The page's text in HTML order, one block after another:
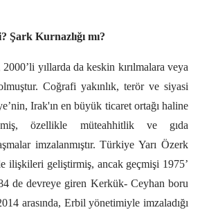
Şark Kurnazlığı mı?
yıllarda da keskin kırılmalara veya
Coğrafi yakınlık, terör ve siyasi
Irak'ın en büyük ticaret ortağı haline
özellikle müteahhitlik ve gıda
imzalanmıştır. Türkiye Yarı Özerk
ilişkileri geliştirmiş, ancak geçmişi 1975’
de devreye giren Kerkük- Ceyhan boru
arasında, Erbil yönetimiyle imzaladığı